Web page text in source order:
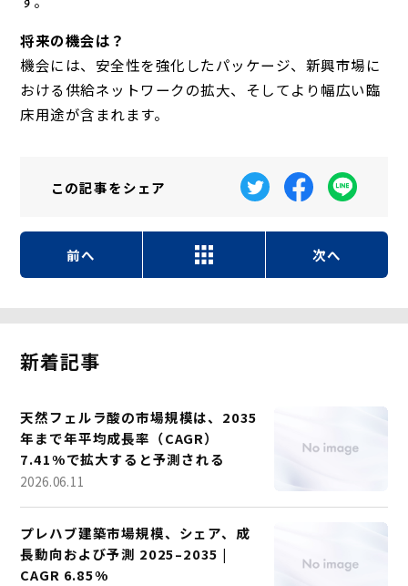
将来の機会は？
機会には、安全性を強化したパッケージ、新興市場に
おける供給ネットワークの拡大、そしてより幅広い臨
床用途が含まれます。
この記事をシェア
前へ 次へ
新着記事
天然フェルラ酸の市場規模は、2035
年まで年平均成長率（CAGR）
7.41%で拡大すると予測される
2026.06.11
プレハブ建築市場規模、シェア、成
長動向および予測 2025–2035 |
CAGR 6.85%